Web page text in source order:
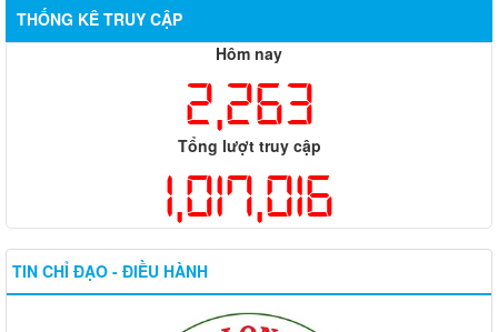
THỐNG KÊ TRUY CẬP
Hôm nay
2,263
Tổng lượt truy cập
1,017,016
TIN CHỈ ĐẠO - ĐIỀU HÀNH